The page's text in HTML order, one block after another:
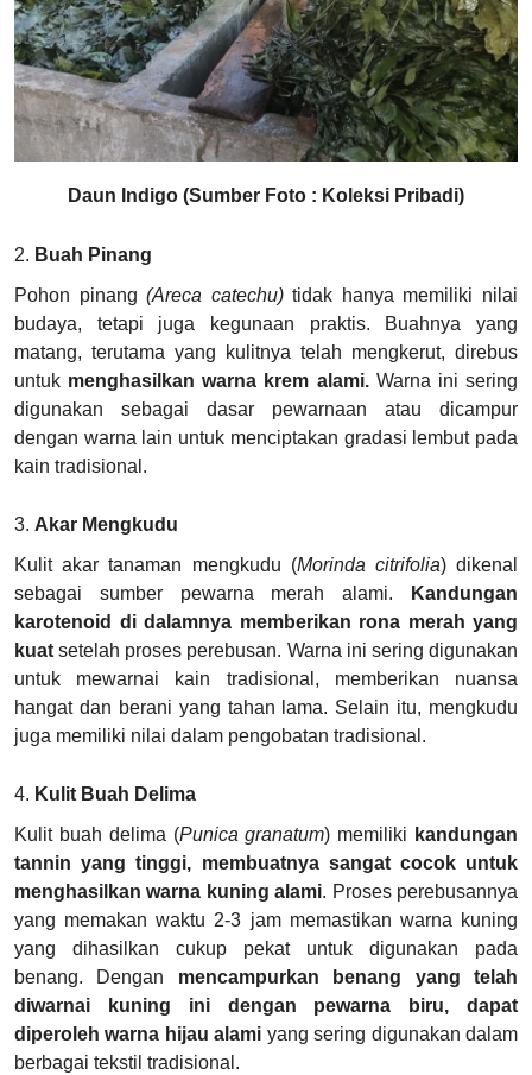
Daun Indigo (Sumber Foto : Koleksi Pribadi)
2. Buah Pinang
Pohon pinang(Areca catechu)tidak hanya memiliki nilai
budaya, tetapi juga kegunaan praktis. Buahnya yang
matang, terutama yang kulitnya telah mengkerut, direbus
untuk menghasilkan warna krem alami.Warna ini sering
digunakan sebagai dasar pewarnaan atau dicampur
dengan warna lain untuk menciptakan gradasi lembut pada
kain tradisional.
3. Akar Mengkudu
Kulit akar tanaman mengkudu (Morinda citrifolia) dikenal
sebagai sumber pewarna merah alami.
Kandungan
karotenoid di dalamnya memberikan rona merah yang
kuat setelah proses perebusan. Warna ini sering digunakan
untuk mewarnai kain tradisional, memberikan nuansa
hangat dan berani yang tahan lama. Selain itu, mengkudu
juga memiliki nilai dalam pengobatan tradisional.
4. Kulit Buah Delima
Kulit buah delima (Punica granatum) memiliki kandungan
tannin yang tinggi, membuatnya sangat cocok untuk
menghasilkan warna kuning alami. Proses perebusannya
yang memakan waktu 2-3 jam memastikan warna kuning
yang dihasilkan cukup pekat untuk digunakan pada
benang. Dengan mencampurkan
benang yang telah
diwarnai kuning ini dengan pewarna biru, dapat
diperoleh warna hijau alami yang sering digunakan dalam
berbagai tekstil tradisional.